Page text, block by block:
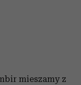
mieszamy z